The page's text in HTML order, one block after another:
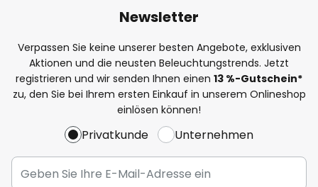
Newsletter
Verpassen Sie keine unserer besten Angebote, exklusiven
Aktionen und die neusten Beleuchtungstrends. Jetzt
registrieren und wir senden Ihnen einen 13 %-Gutschein*
zu, den Sie bei Ihrem ersten Einkauf in unserem Onlineshop
einlösen können!
Privatkunde Unternehmen